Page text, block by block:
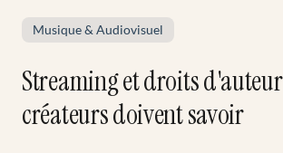
Musique & Audiovisuel
Streaming et droits d'auteur
créateurs doivent savoir